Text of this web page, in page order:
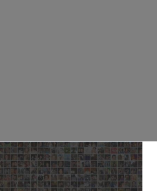
обычная история.
Отвечать Пожаловаться